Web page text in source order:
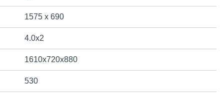
1575 х 690
4.0х2
1610х720х880
530